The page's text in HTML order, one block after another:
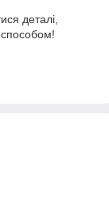
деталі,